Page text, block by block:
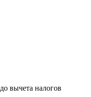
до вычета налогов